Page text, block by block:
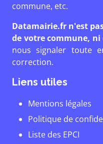
commune, etc.
Datamairie.fr n'est
de votre commune,
nous signaler toute
correction.
Liens utiles
Mentions légales
Politique de
Liste des EPCI